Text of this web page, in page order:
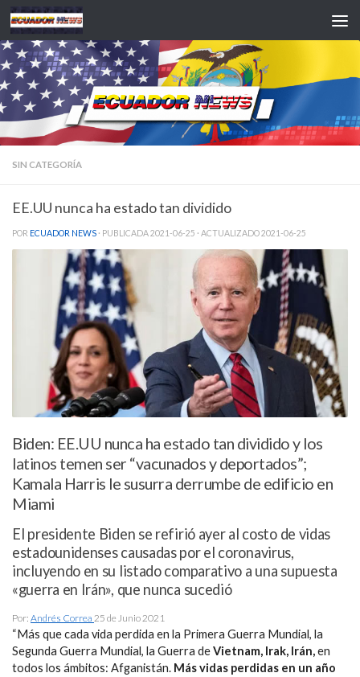
Saltar al contenido
SIN CATEGORÍA
EE.UU nunca ha estado tan dividido
POR ECUADOR NEWS · PUBLICADA2021-06-25 · ACTUALIZADO2021-06-25
Biden: EE.UU nunca ha estado tan dividido y los
latinos temen ser “vacunados y deportados”;
Kamala Harris le susurra derrumbe de edificio en
Miami
El presidente Biden se refirió ayer al costo de vidas
estadounidenses causadas por el coronavirus,
incluyendo en su listado comparativo a una supuesta
«guerra en Irán», que nunca sucedió
Por: Andrés Correa 25 de Junio 2021
“Más que cada vida perdida en la Primera Guerra Mundial, la
Segunda Guerra Mundial, la Guerra deVietnam, Irak, Irán,en
todos los ámbitos: Afganistán. Más vidas perdidas en un año